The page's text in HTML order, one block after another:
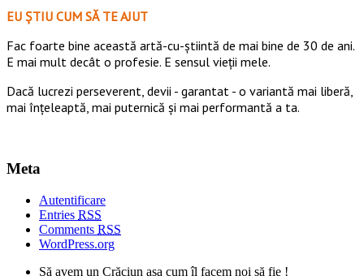
EU ȘTIU CUM SĂ TE AJUT
Fac foarte bine această artă-cu-știintă de mai bine de 30 de ani.
E mai mult decât o profesie. E sensul vieții mele.
Dacă lucrezi perseverent, devii - garantat - o variantă mai liberă,
mai înțeleaptă, mai puternică și mai performantă a ta.
Meta
Autentificare
Entries RSS
Comments RSS
WordPress.org
Să avem un Crăciun așa cum îl facem noi să fie !